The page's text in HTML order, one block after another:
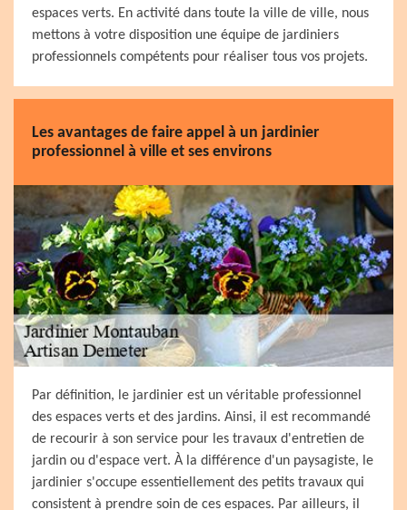
espaces verts. En activité dans toute la ville de ville, nous
mettons à votre disposition une équipe de jardiniers
professionnels compétents pour réaliser tous vos projets.
Les avantages de faire appel à un jardinier
professionnel à ville et ses environs
Par définition, le jardinier est un véritable professionnel
des espaces verts et des jardins. Ainsi, il est recommandé
de recourir à son service pour les travaux d'entretien de
jardin ou d'espace vert. À la différence d'un paysagiste, le
jardinier s'occupe essentiellement des petits travaux qui
consistent à prendre soin de ces espaces. Par ailleurs, il